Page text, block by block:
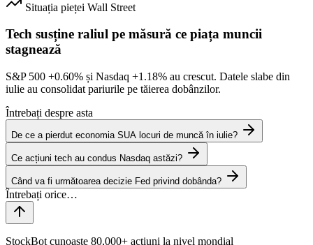
Situația pieței Wall Street
Tech susține raliul pe măsură ce piața muncii
stagnează
S&P 500 +0.60% și Nasdaq +1.18% au crescut. Datele slabe din
iulie au consolidat pariurile pe tăierea dobânzilor.
Întrebați despre asta
De ce a pierdut economia SUA locuri de muncă în iulie?
Ce acțiuni tech au condus Nasdaq astăzi?
Când va fi următoarea decizie Fed privind dobânda?
StockBot cunoaște 80,000+ acțiuni la nivel mondial